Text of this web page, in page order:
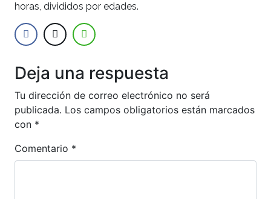
horas, divididos por edades.
Deja una respuesta
Tu dirección de correo electrónico no será
publicada. Los campos obligatorios están marcados
con *
Comentario *